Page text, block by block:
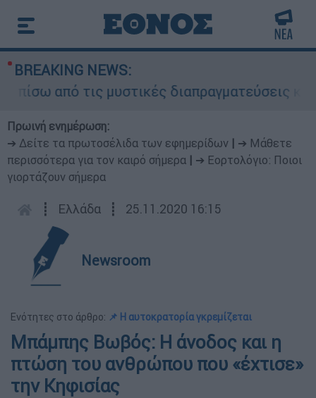
BREAKING NEWS:
τις μυστικές διαπραγματεύσεις και
Πρωινή ενημέρωση:
➔ Δείτε τα πρωτοσέλιδα των εφημερίδων
➔ Μάθετε
περισσότερα για τον καιρό σήμερα
➔ Εορτολόγιο: Ποιοι
γιορτάζουν σήμερα
┋ Ελλάδα ┋ 25.11.2020 16:15
Newsroom
Ενότητες στο άρθρο: 📌 Η αυτοκρατορία γκρεμίζεται
Μπάμπης Βωβός: Η άνοδος και η
πτώση του ανθρώπου που «έχτισε»
την Κηφισίας